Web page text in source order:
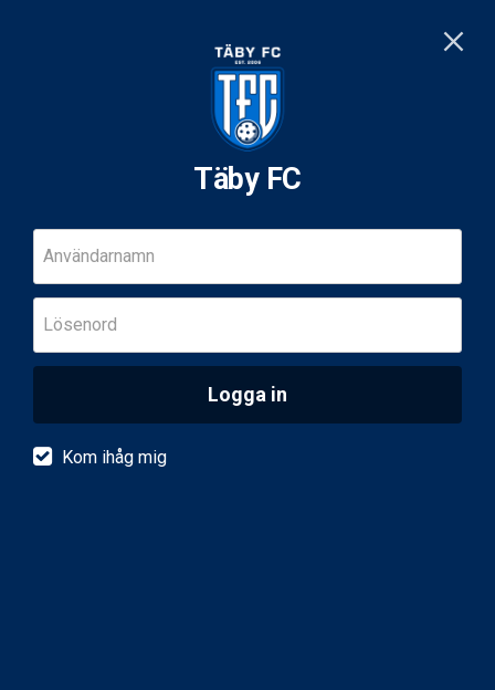
Täby FC
Användarnamn
Lösenord
Logga in
Kom ihåg mig